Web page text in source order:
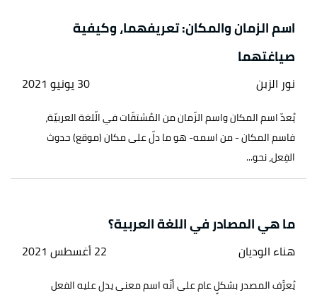
اسم الزمان والمكان: تعريفهما، وكيفية
صياغتهما
نور الزبن 30 يونيو 2021
يُعدّ اسم المكان واسم الزّمان من المُشتقّات في الّلغة العربيّة،
فاسم المكان - من اسمه- هو ما دلّ على مكان (موقع) حدوث
الفِعل، نحو...
ما هي المصادر في اللغة العربية؟
هناء الوديان 22 أغسطس 2021
يُعرَّف المصدر بشكلٍ عام على أنّه اسم معنى يدل عليه الفعل